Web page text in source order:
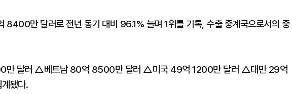
8400만 달러로 전년 동기 대비 96.1% 늘며 1위를 기록, 수출 중계국으로서의 중
만 달러 △베트남 80억 8500만 달러 △미국 49억 1200만 달러 △대만 29억
됐다.